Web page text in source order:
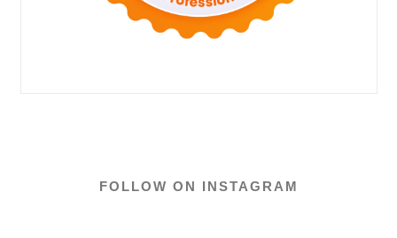
FOLLOW ON INSTAGRAM